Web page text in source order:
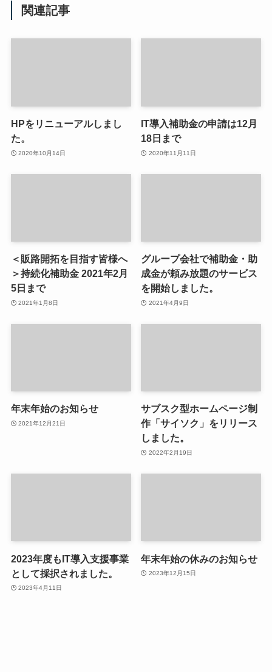
関連記事
HPをリニューアルしまし
た。
2020年10月14日
IT導入補助金の申請は12月
18日まで
2020年11月11日
＜販路開拓を目指す皆様へ
＞持続化補助金 2021年2月
5日まで
2021年1月8日
グループ会社で補助金・助
成金が頼み放題のサービス
を開始しました。
2021年4月9日
年末年始のお知らせ
2021年12月21日
サブスク型ホームページ制
作「サイソク」をリリース
しました。
2022年2月19日
2023年度もIT導入支援事業
として採択されました。
2023年4月11日
年末年始の休みのお知らせ
2023年12月15日